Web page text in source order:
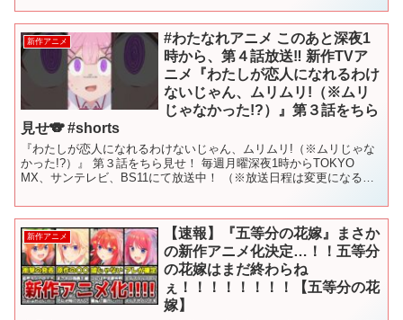
新作アニメ
#わたなれアニメ このあと深夜1
時から、第４話放送‼️ 新作TVア
ニメ『わたしが恋人になれるわけ
ないじゃん、ムリムリ!（※ムリ
じゃなかった!?）』第３話をちら
見せ🐨 #shorts
『わたしが恋人になれるわけないじゃん、ムリムリ!（※ムリじゃな
かった!?）』 第３話をちら見せ！ 毎週月曜深夜1時からTOKYO
MX、サンテレビ、BS11にて放送中！ （※放送日程は変更になる場
新作アニメ
【速報】『五等分の花嫁』まさか
の新作アニメ化決定…！！五等分
の花嫁はまだ終わらね
ぇ！！！！！！！！【五等分の花
嫁】